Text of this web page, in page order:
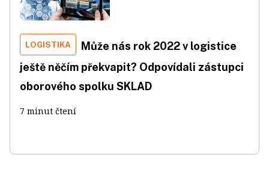
LOGISTIKA
Může nás rok 2022 v logistice
ještě něčím překvapit? Odpovídali zástupci
oborového spolku SKLAD
7 minut čtení